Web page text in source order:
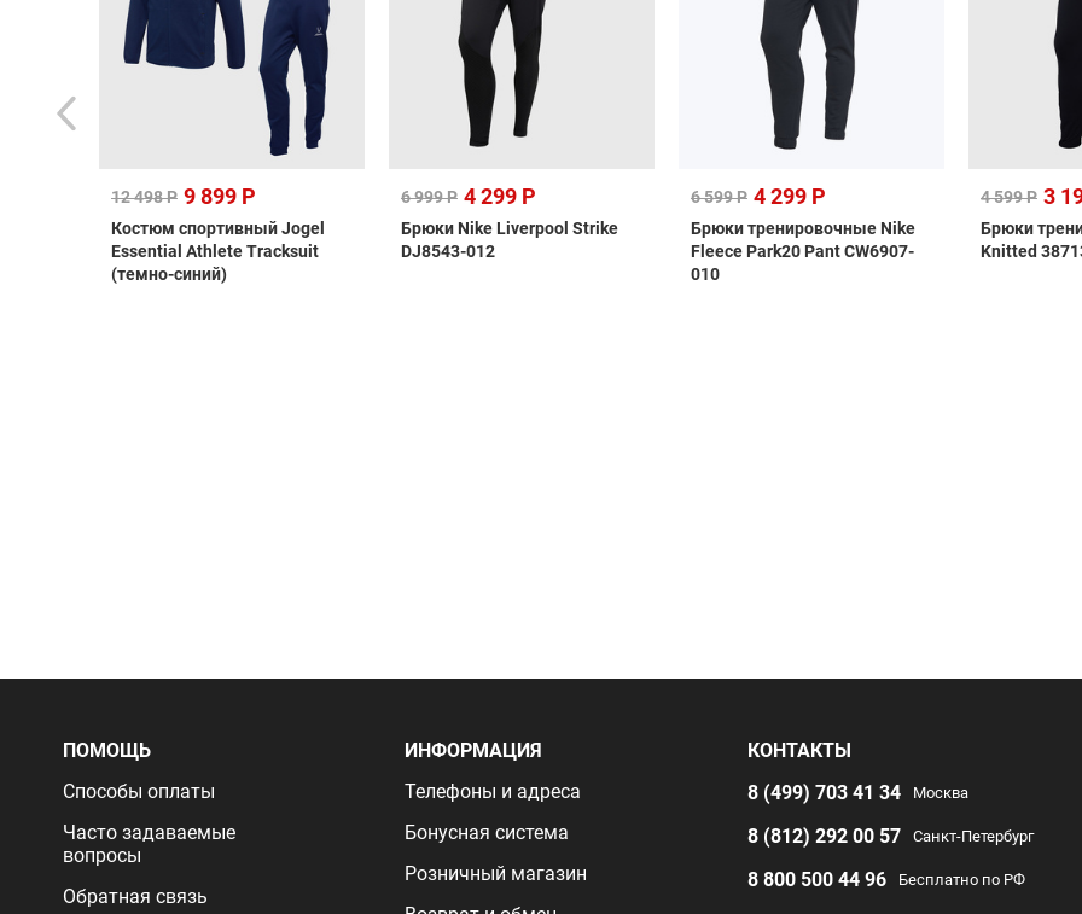
12 498 Р 9 899 Р
Костюм спортивный Jogel
Essential Athlete Tracksuit
(темно-синий)
6 999 Р 4 299 Р
Брюки Nike Liverpool Strike
DJ8543-012
6 599 Р 4 299 Р
Брюки тренировочные Nike
Fleece Park20 Pant CW6907-
010
4 599 Р 3
Брюки
Knitted
ПОМОЩЬ
Способы оплаты
Часто задаваемые
вопросы
Обратная связь
ИНФОРМАЦИЯ
Телефоны и адреса
Бонусная система
Розничный магазин
КОНТАКТЫ
8 (499) 703 41 34
Москва
8 (812) 292 00 57 Санкт-Петербург
8 800 500 44 96 Бесплатно по РФ